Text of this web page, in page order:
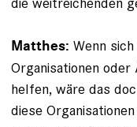
Matthes: Wenn
Organisationen
helfen, wäre das
­diese